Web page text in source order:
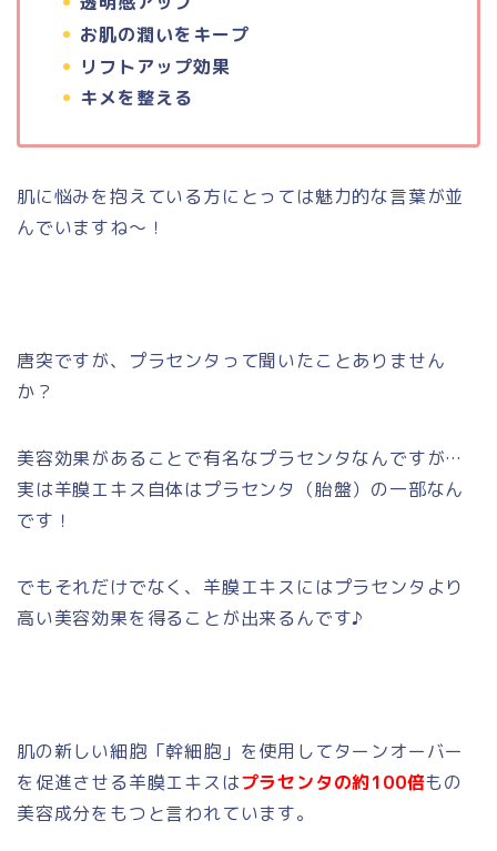
お肌の潤いをキープ
リフトアップ効果
キメを整える
肌に悩みを抱えている方にとっては魅力的な言葉が並
んでいますね～！
唐突ですが、プラセンタって聞いたことありません
か？
美容効果があることで有名なプラセンタなんですが…
実は羊膜エキス自体はプラセンタ（胎盤）の一部なん
です！
でもそれだけでなく、羊膜エキスにはプラセンタより
高い美容効果を得ることが出来るんです♪
肌の新しい細胞「幹細胞」を使用してターンオーバー
を促進させる羊膜エキスはプラセンタの約100倍もの
美容成分をもつと言われています。